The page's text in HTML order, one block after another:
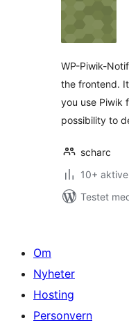
WP-Piwik-
the frontend.
you use Piwik
possibility to
scharc
10+
Testet
Om
Nyheter
Hosting
Personvern